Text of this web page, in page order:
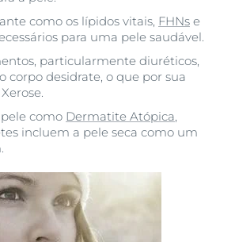
como os lípidos vitais, FHNs e
para uma pele saudável.
particularmente diuréticos,
corpo desidrate, o que por sua
como Dermatite Atópica,
incluem a pele seca como um